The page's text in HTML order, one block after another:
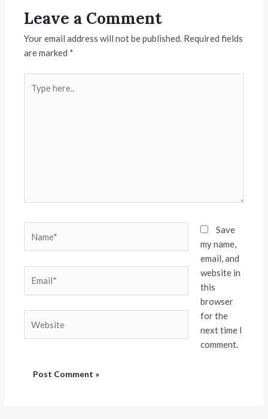
Leave a Comment
Your email address will not be published. Required fields
are marked *
here..
Save
my name,
email, and
website in
this
browser
for the
next time I
comment.